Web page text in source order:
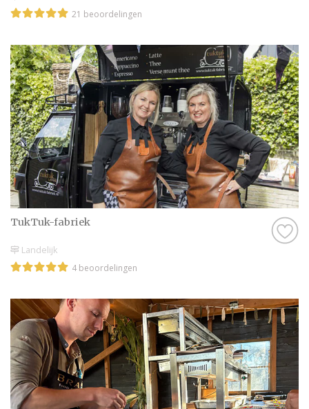
dag te bezorgen.
Dordrecht
Zijn jullie er nog niet helemaal aan toe om
een Catering in Dordrecht te contacteren?
Helemaal geen probleem. Laat je eerst nog
even lekker inspireren door de leuke
artikelen op onze website. De artikelen zijn
altijd voorzien van prachtige foto’s, zodat je
echt een beeld krijgt bij de Catering en je het
helemaal voor je gaat zien! Dan komen die
kriebels vanzelf en voor je het weet heb je
Catering in Dordrecht.
afspraak plannen om even te komen
‘proeven’. Soms letterlijk! Zo krijg je een
beter beeld erbij en weet je precies wat je
kunt verwachten. Ook weet je zo of je
bijvoorbeeld wel goed overweg kan met de
professional in Dordrecht, want dat is
natuurlijk best wel belangrijk. Als je geen
21 beoordelingen
TukTuk-fabriek
Landelijk
4 beoordelingen